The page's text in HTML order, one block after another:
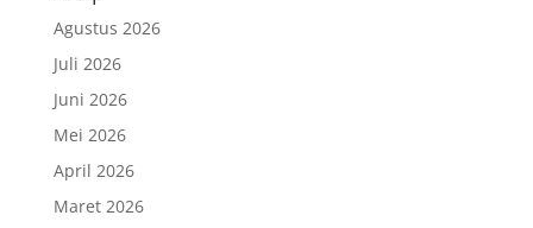
Agustus 2026
Juli 2026
Juni 2026
Mei 2026
April 2026
Maret 2026